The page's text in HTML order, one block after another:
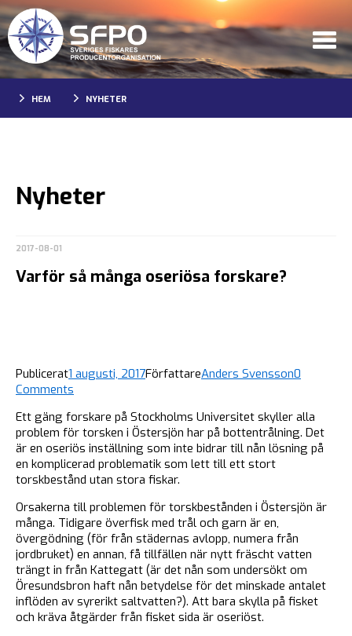
HEM NYHETER
Nyheter
2017-08-01
Varför så många oseriösa forskare?
Publicerat1 augusti, 2017FörfattareAnders Svensson0
Comments
Ett gäng forskare på Stockholms Universitet skyller alla
problem för torsken i Östersjön har på bottentrålning. Det
är en oseriös inställning som inte bidrar till nån lösning på
en komplicerad problematik som lett till ett stort
torskbestånd utan stora fiskar.
Orsakerna till problemen för torskbestånden i Östersjön är
många. Tidigare överfisk med trål och garn är en,
övergödning (för från städernas avlopp, numera från
jordbruket) en annan, få tillfällen när nytt fräscht vatten
trängt in från Kattegatt (är det nån som undersökt om
Öresundsbron haft nån betydelse för det minskade antalet
inflöden av syrerikt saltvatten?). Att bara skylla på fisket
och kräva åtgärder från fisket sida är oseriöst.